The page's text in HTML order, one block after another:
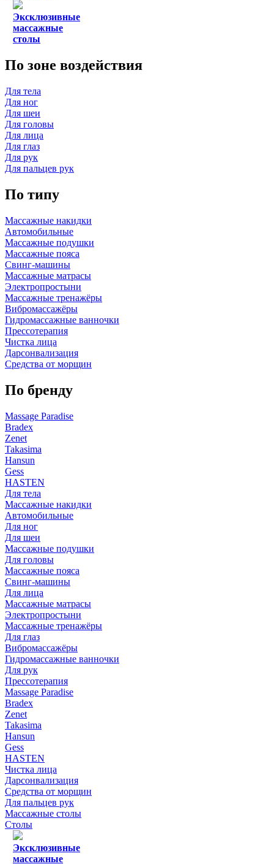
Эксклюзивные
массажные
столы
По зоне воздействия
Для тела
Для ног
Для шеи
Для головы
Для лица
Для глаз
Для рук
Для пальцев рук
По типу
Массажные накидки
Автомобильные
Массажные подушки
Массажные пояса
Свинг-машины
Массажные матрасы
Электропростыни
Массажные тренажёры
Вибромассажёры
Гидромассажные ванночки
Прессотерапия
Чистка лица
Дарсонвализация
Средства от морщин
По бренду
Massage Paradise
Bradex
Zenet
Takasima
Hansun
Gess
HASTEN
Для тела
Массажные накидки
Автомобильные
Для ног
Для шеи
Массажные подушки
Для головы
Массажные пояса
Свинг-машины
Для лица
Массажные матрасы
Электропростыни
Массажные тренажёры
Для глаз
Вибромассажёры
Гидромассажные ванночки
Для рук
Прессотерапия
Massage Paradise
Bradex
Zenet
Takasima
Hansun
Gess
HASTEN
Чистка лица
Дарсонвализация
Средства от морщин
Для пальцев рук
Массажные столы
Столы
Эксклюзивные
массажные